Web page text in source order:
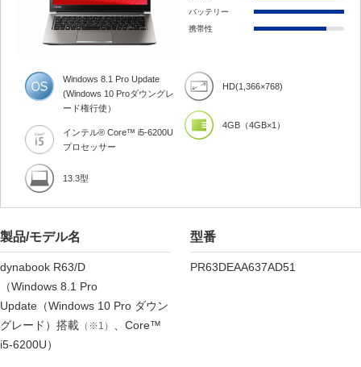
バッテリー
携帯性
Windows 8.1 Pro Update
(Windows 10 Proダウングレ
ード権行使）
インテル® Core™ i5-6200U
プロセッサー
13.3型
HD(1,366×768)
4GB（4GB×1）
製品/モデル名
dynabook R63/D
（Windows 8.1 Pro
Update（Windows 10 Pro ダウン
グレード）搭載 （※1）
、Core™
i5-6200U）
型番
PR63DEAA637AD51